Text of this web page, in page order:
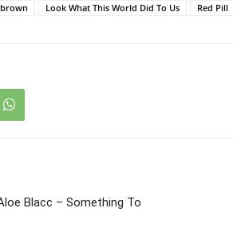
Look What This World Did To Us Red Pill
Blacc – Something To